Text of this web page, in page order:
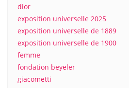
dior
exposition universelle 2025
exposition universelle de 1889
exposition universelle de 1900
femme
fondation beyeler
giacometti